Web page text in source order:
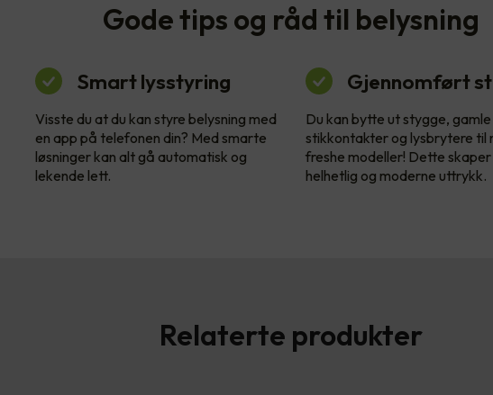
Gode tips og råd til belysning
Smart lysstyring
Visste du at du kan styre belysning med
en app på telefonen din? Med smarte
løsninger kan alt gå automatisk og
lekende lett.
Gjennomført
Du kan bytte ut stygge, gamle
stikkontakter og lysbrytere til
freshe modeller! Dette
helhetlig og moderne uttrykk.
Relaterte produkter